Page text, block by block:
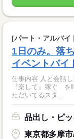
[パート・アルバイ
1日のみ。落
イベントバイ
仕事内容 人と会話したくないな..... 疲れるのは嫌だな。。。 など
『楽して』稼ぐ を叶えます。 人気のお仕
ただいてるスタ...
品出し・ピ
東京都多摩